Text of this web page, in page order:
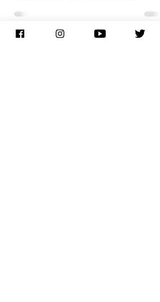
İSRAİL VİSKİSİ
Dünya’nın en iyi “tek malt” viskisi